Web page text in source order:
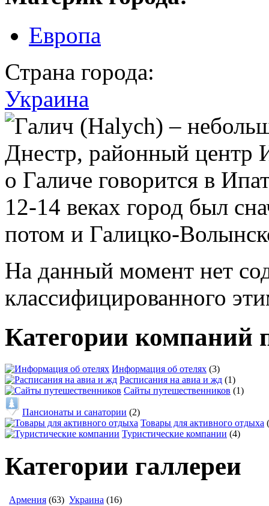
Европа
Страна города:
Украина
На данный момент нет
классифицированного
Категории компаний
Информация об отелях (3)
Расписания на авиа и жд (1)
Сайты путешественников (1)
Пансионаты и санатории (2)
Товары для активного отдыха
Туристические компании (4)
Категории галлереи
Армения (63) Украина (16)